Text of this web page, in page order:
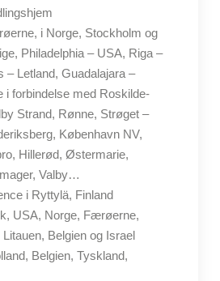
i Norge, Stockholm og
Philadelphia – USA, Riga –
– Letland, Guadalajara –
i forbindelse med Roskilde-
Strand, Rønne, Strøget –
København NV,
Hillerød, Østermarie,
Valby…
i Ryttylä, Finland
USA, Norge, Færøerne,
Belgien og Israel
Belgien, Tyskland,